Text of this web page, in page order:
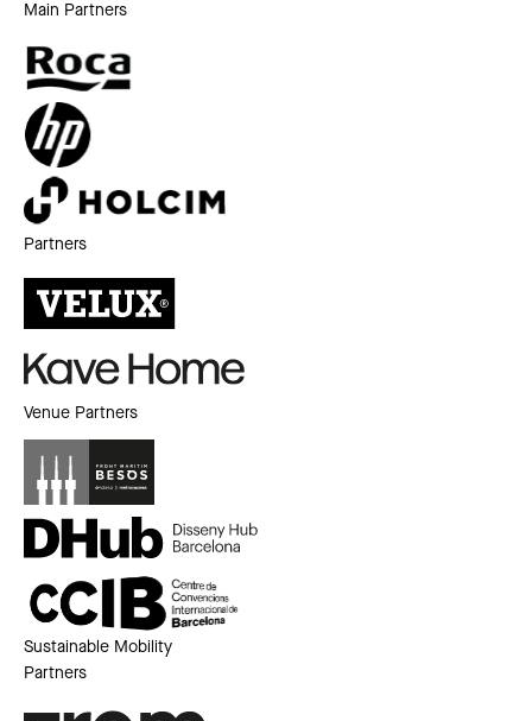
Main Partners
Partners
Venue Partners
Sustainable Mobility
Partners